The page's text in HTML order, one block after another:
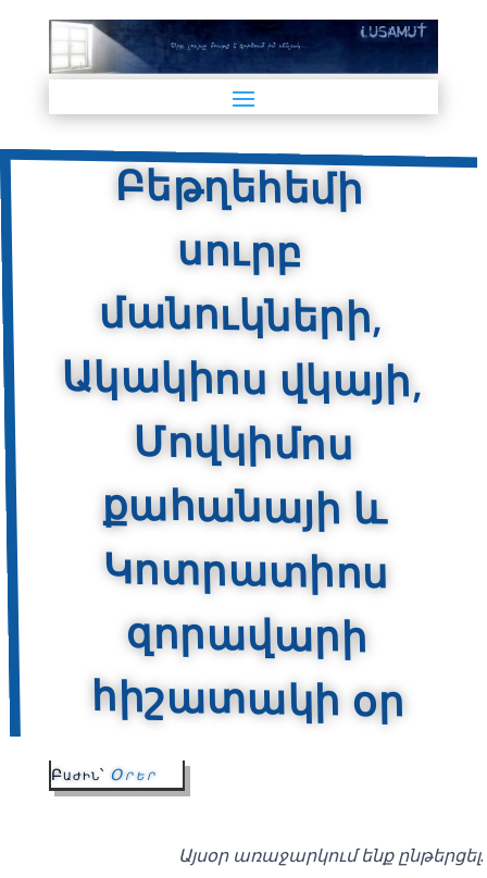
Բեթղեհեմի
սուրբ
մանուկների,
Ակակիոս վկայի,
Մովկիմոս
քահանայի և
Կոտրատիոս
զորավարի
հիշատակի օր
Բաժին՝ Օրեր
Այսօր առաջարկում ենք ընթերցել.